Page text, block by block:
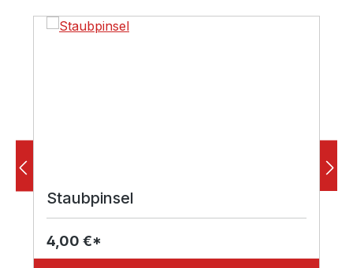
Staubpinsel
4,00 €*